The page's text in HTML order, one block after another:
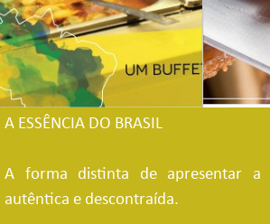
A ESSÊNCIA DO BRASIL
A forma distinta de apresentar a
autêntica e descontraída.